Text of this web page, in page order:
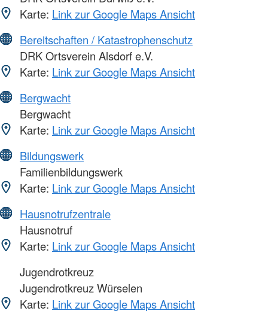
Karte: Link zur Google Maps Ansicht
Bereitschaften / Katastrophenschutz
DRK Ortsverein Alsdorf e.V.
Karte: Link zur Google Maps Ansicht
Bergwacht
Bergwacht
Karte: Link zur Google Maps Ansicht
Bildungswerk
Familienbildungswerk
Karte: Link zur Google Maps Ansicht
Hausnotrufzentrale
Hausnotruf
Karte: Link zur Google Maps Ansicht
Jugendrotkreuz
Jugendrotkreuz Würselen
Karte: Link zur Google Maps Ansicht